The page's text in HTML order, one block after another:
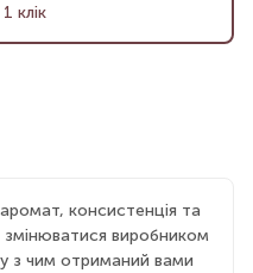
клік
аромат, консистенція та
виробником
з чим отриманий вами